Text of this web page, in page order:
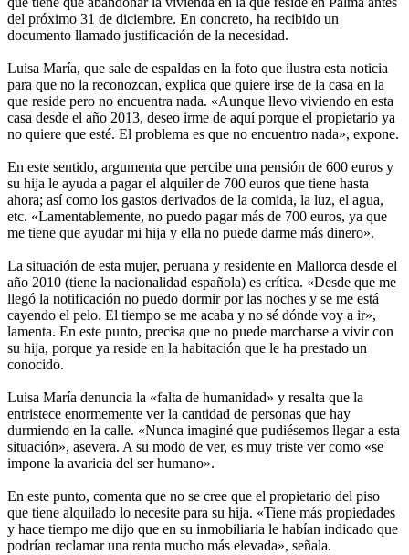
del próximo 31 de diciembre. En concreto, ha recibido un
documento llamado justificación de la necesidad.
Luisa María, que sale de espaldas en la foto que ilustra esta noticia
para que no la reconozcan, explica que quiere irse de la casa en la
que reside pero no encuentra nada. «Aunque llevo viviendo en esta
casa desde el año 2013, deseo irme de aquí porque el propietario ya
no quiere que esté. El problema es que no encuentro nada», expone.
En este sentido, argumenta que percibe una pensión de 600 euros y
su hija le ayuda a pagar el alquiler de 700 euros que tiene hasta
ahora; así como los gastos derivados de la comida, la luz, el agua,
etc. «Lamentablemente, no puedo pagar más de 700 euros, ya que
me tiene que ayudar mi hija y ella no puede darme más dinero».
La situación de esta mujer, peruana y residente en Mallorca desde el
año 2010 (tiene la nacionalidad española) es crítica. «Desde que me
llegó la notificación no puedo dormir por las noches y se me está
cayendo el pelo. El tiempo se me acaba y no sé dónde voy a ir»,
lamenta. En este punto, precisa que no puede marcharse a vivir con
su hija, porque ya reside en la habitación que le ha prestado un
conocido.
Luisa María denuncia la «falta de humanidad» y resalta que la
entristece enormemente ver la cantidad de personas que hay
durmiendo en la calle. «Nunca imaginé que pudiésemos llegar a esta
situación», asevera. A su modo de ver, es muy triste ver como «se
impone la avaricia del ser humano».
En este punto, comenta que no se cree que el propietario del piso
que tiene alquilado lo necesite para su hija. «Tiene más propiedades
y hace tiempo me dijo que en su inmobiliaria le habían indicado que
podrían reclamar una renta mucho más elevada», señala.